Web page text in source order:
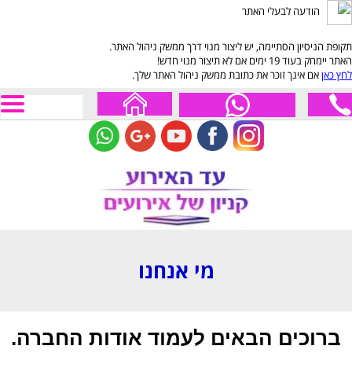
הודעה לבעלי האתר
תקופת הניסיון הסתיימה, יש ליצור מנוי דרך ממשק ניהול האתר.
האתר יימחק בעוד 19 ימים אם לא תיצור מנוי חדש!
לחץ כאןאם אינך זוכר את כתובת ממשק ניהול האתר שלך.
מי אנחנו
ברוכים הבאים לעמוד אודות החברה.